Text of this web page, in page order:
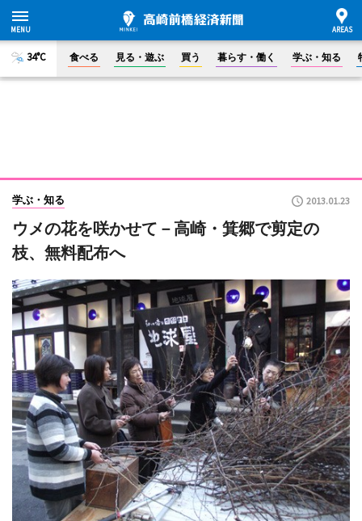
34°C 食べる 見る・遊ぶ 買う 暮らす・働く 学ぶ・知る
学ぶ・知る 2013.01.23
ウメの花を咲かせて－高崎・箕郷で剪定の
枝、無料配布へ